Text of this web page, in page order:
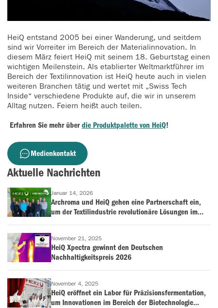
HeiQ entstand 2005 bei einer Wanderung, und seitdem
sind wir Vorreiter im Bereich der Materialinnovation. In
diesem März feiert HeiQ mit seinem 18. Geburtstag einen
wichtigen Meilenstein. Als etablierter Weltmarktführer im
Bereich der Textilinnovation ist HeiQ heute auch in vielen
weiteren Branchen tätig und wertet mit „Swiss Tech
Inside“ verschiedene Produkte auf, die wir in unserem
Alltag nutzen. Feiern heißt auch teilen.
Erfahren Sie mehr über die Produktpalette von HeiQ!
Medienkontakt
Aktuelle Nachrichten
Januar 14, 2026
Archroma und HeiQ gehen eine Partnerschaft ein,
um der Textilindustrie revolutionäre Lösungen im
November 21, 2025
HeiQ Xpectra gewinnt den Deutschen
Nachhaltigkeitspreis 2026
November 4, 2025
HeiQ eröffnet ein Labor für Präzisionsfermentation,
um Innovationen im Bereich der Biotechnologie